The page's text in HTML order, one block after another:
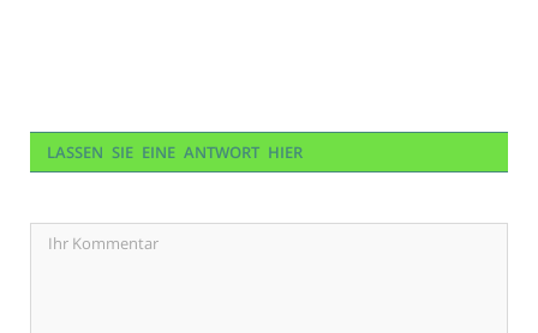
LASSEN SIE EINE ANTWORT HIER